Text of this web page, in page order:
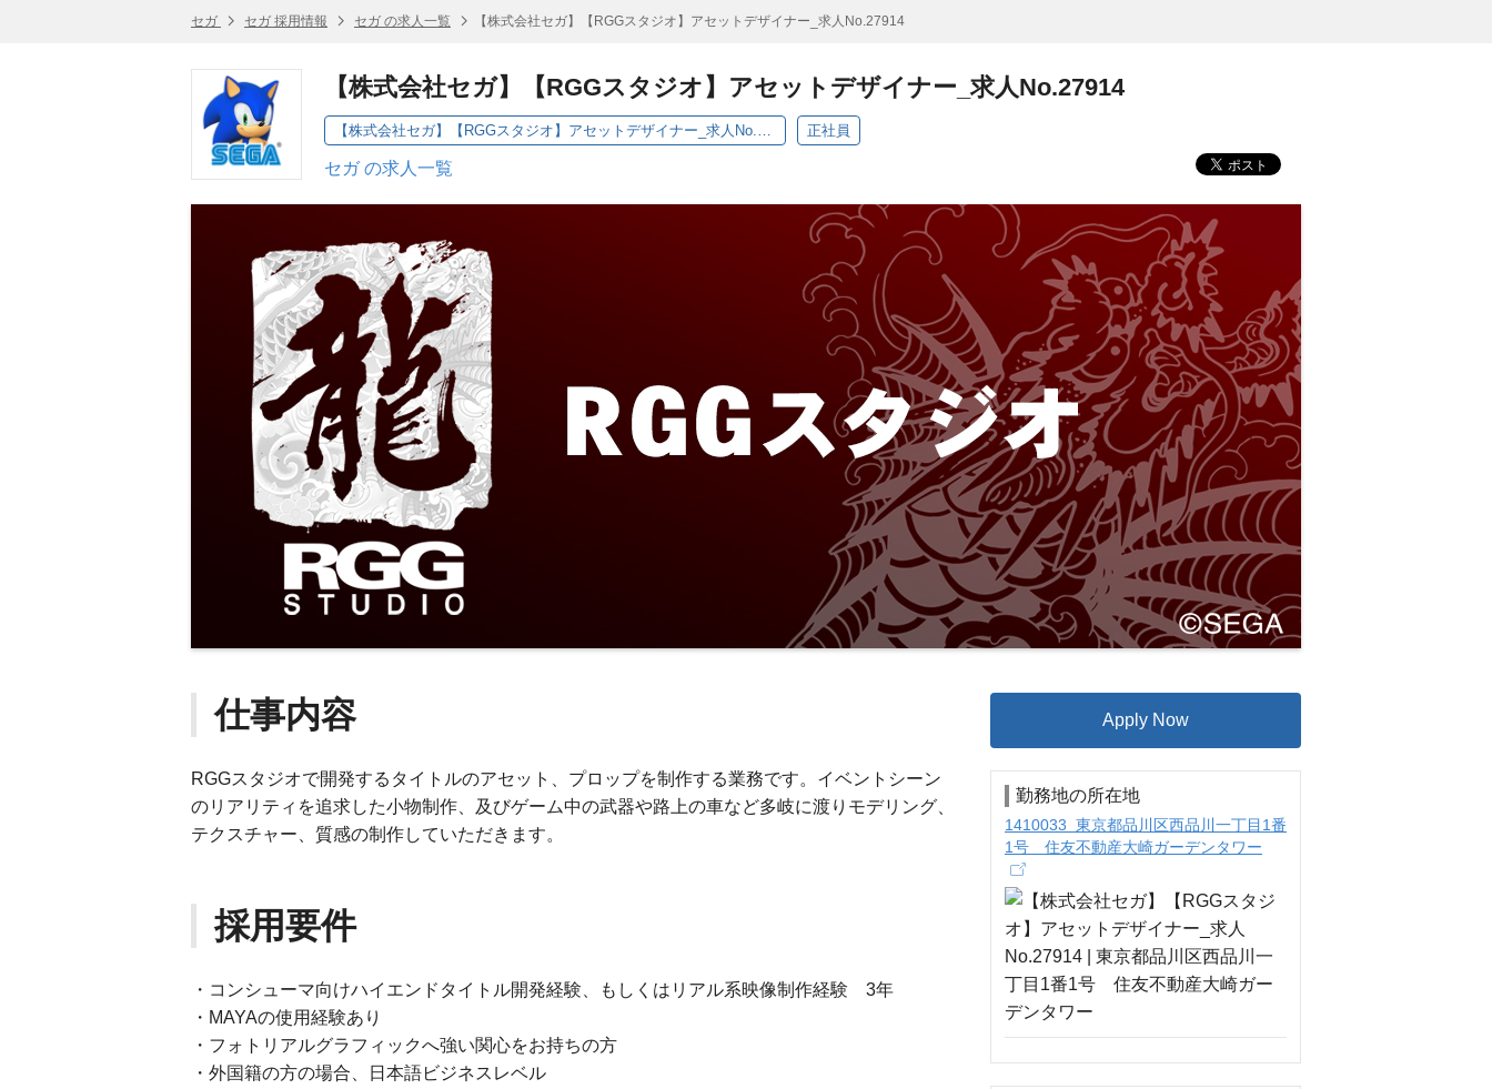
セガ セガ 採用情報 セガ の求人一覧 【株式会社セガ】【RGGスタジオ】アセットデザイナー_求人No.27914
【株式会社セガ】【RGGスタジオ】アセットデザイナー_求人No.27914
【株式会社セガ】【RGGスタジオ】アセットデザイナー_求人No.27914 正社員
セガ の求人一覧
仕事内容
RGGスタジオで開発するタイトルのアセット、プロップを制作する業務です。イベントシーン
のリアリティを追求した小物制作、及びゲーム中の武器や路上の車など多岐に渡りモデリング、
テクスチャー、質感の制作していただきます。
採用要件
・コンシューマ向けハイエンドタイトル開発経験、もしくはリアル系映像制作経験 3年
・MAYAの使用経験あり
・フォトリアルグラフィックへ強い関心をお持ちの方
・外国籍の方の場合、日本語ビジネスレベル
Apply Now
勤務地の所在地
1410033 東京都品川区西品川一丁目1番
1号 住友不動産大崎ガーデンタワー